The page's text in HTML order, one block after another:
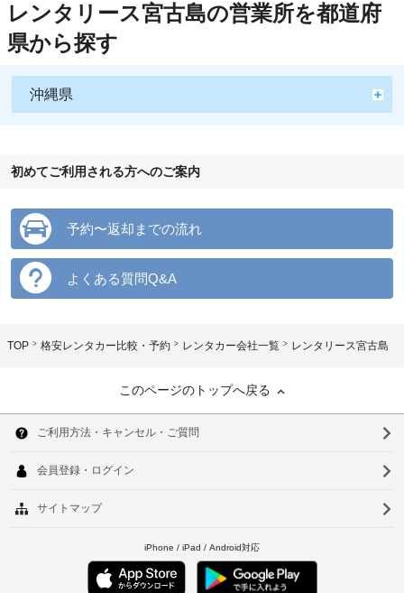
レンタリース宮古島の営業所を都道府
県から探す
沖縄県
初めてご利用される方へのご案内
予約〜返却までの流れ
よくある質問Q&A
TOP 格安レンタカー比較・予約 レンタカー会社一覧 レンタリース宮古島
このページのトップへ戻る